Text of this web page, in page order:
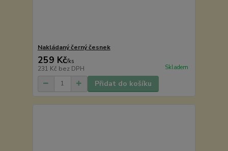
Nakládaný černý česnek
259 Kč/ks
231 Kč bez DPH Skladem
Přidat do košíku